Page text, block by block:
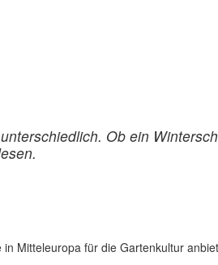
Ob ein
Mitteleuropa für die Gartenkultur